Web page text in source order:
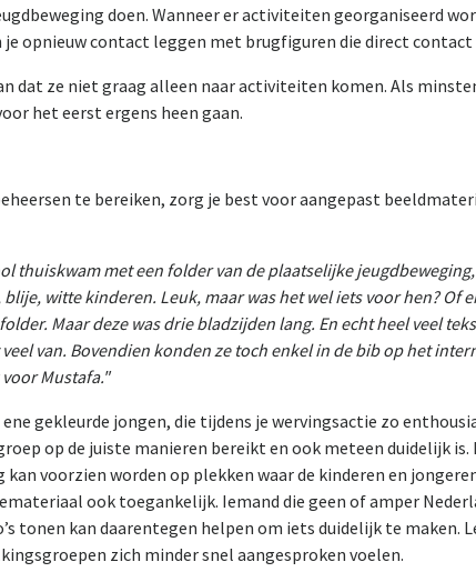
doen. Wanneer er activiteiten georganiseerd
opnieuw contact leggen met brugfiguren die direct
dat ze niet graag alleen naar activiteiten komen. Als
het eerst ergens heen gaan.
te bereiken, zorg je best voor aangepast
thuiskwam met een folder van de plaatselijke
witte kinderen. Leuk, maar was het wel iets voor hen? Of
Maar deze was drie bladzijden lang. En echt heel veel
van. Bovendien konden ze toch enkel in de bib op het
Mustafa."
gekleurde jongen, die tijdens je wervingsactie zo
op de juiste manieren bereikt en ook meteen duidelijk
voorzien worden op plekken waar de kinderen en
ook toegankelijk. Iemand die geen of amper
tonen kan daarentegen helpen om iets duidelijk te maken.
zich minder snel aangesproken voelen.